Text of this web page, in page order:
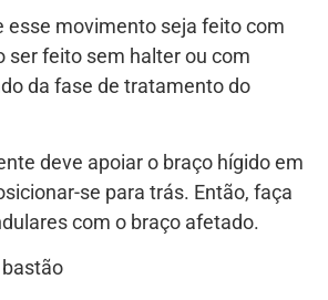
esse movimento seja feito com
ser feito sem halter ou com
da fase de tratamento do
deve apoiar o braço hígido em
se para trás. Então, faça
com o braço afetado.
bastão